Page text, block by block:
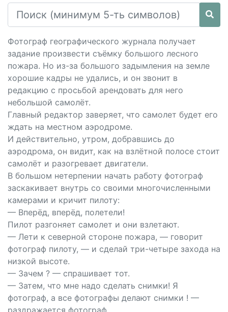
Фотограф географического журнала получает
задание произвести съёмку большого лесного
пожара. Hо из-за большого задымления на земле
хорошие кадры не удались, и он звонит в
редакцию с просьбой арендовать для него
небольшой самолёт.
Главный редактор заверяет, что самолет будет его
ждать на местном аэродроме.
И действительно, утром, добравшись до
аэродрома, он видит, как на взлётной полосе стоит
самолёт и разогревает двигатели.
В большом нетерпении начать работу фотограф
заскакивает внутрь со своими многочисленными
камерами и кричит пилоту:
— Вперёд, вперёд, полетели!
Пилот разгоняет самолет и они взлетают.
— Лети к северной стороне пожара, — говорит
фотограф пилоту, — и сделай три-четыре захода на
низкой высоте.
— Зачем ? — спрашивает тот.
— Затем, что мне надо сделать снимки! Я
фотограф, а все фотографы делают снимки ! —
раздражается фотограф.